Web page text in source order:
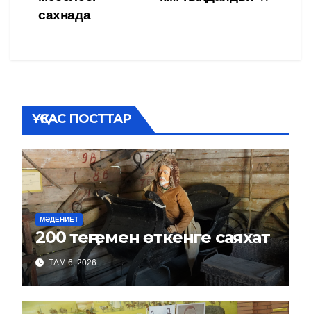
по
сахнада
ҰҚСАС ПОСТТАР
МӘДЕНИЕТ
200 теңгемен өткенге саяхат
ТАМ 6, 2026